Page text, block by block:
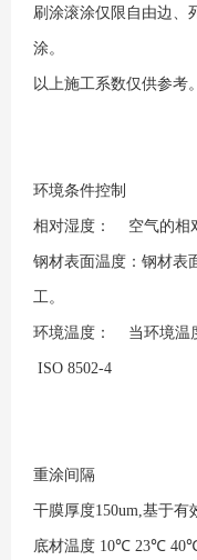
刷涂滚涂仅限自由边、
涂。
以上施工系数仅供参考。
环境条件控制
相对湿度： 空气的相
钢材表面温度：钢材表
工。
环境温度： 当环境温
ISO 8502-4
重涂间隔
干膜厚度150um,基于有
底材温度 10℃ 23℃